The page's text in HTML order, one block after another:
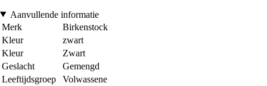
Aanvullende informatie
Merk
Birkenstock
Kleur
zwart
Kleur
Zwart
Geslacht
Gemengd
Leeftijdsgroep
Volwassene